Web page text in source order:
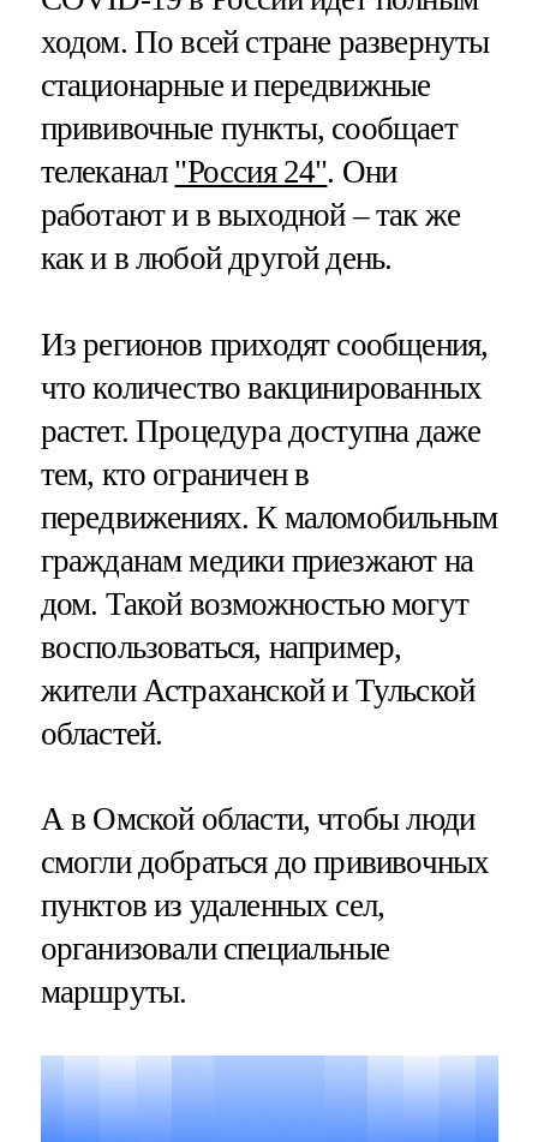
ходом. По всей стране развернуты
стационарные и передвижные
прививочные пункты, сообщает
телеканал "Россия 24". Они
работают и в выходной – так же
как и в любой другой день.
Из регионов приходят сообщения,
что количество вакцинированных
растет. Процедура доступна даже
тем, кто ограничен в
передвижениях. К маломобильным
гражданам медики приезжают на
дом. Такой возможностью могут
воспользоваться, например,
жители Астраханской и Тульской
областей.
А в Омской области, чтобы люди
смогли добраться до прививочных
пунктов из удаленных сел,
организовали специальные
маршруты.